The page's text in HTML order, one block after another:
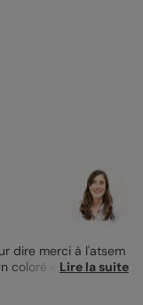
dire merci à l'atsem
coloré et doux, il
Lire la suite